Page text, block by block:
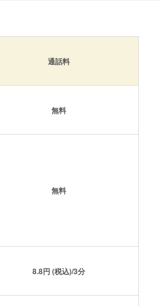
通話料
無料
無料
8.8円 (税込)/3分